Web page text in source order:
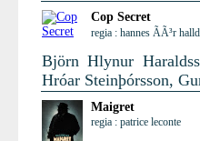
Cop Secret
regia : hannes ÃÃ³r
Björn Hlynur
Hróar Steinþórsson,
Maigret
regia : patrice leconte